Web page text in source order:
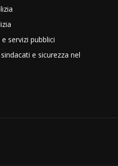
servizi pubblici
e sicurezza nel